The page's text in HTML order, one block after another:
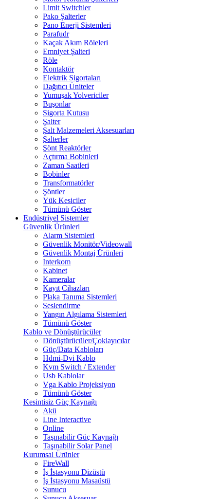
Limit Switchler
Pako Şalterler
Pano Enerji Sistemleri
Parafudr
Kaçak Akım Röleleri
Emniyet Şalteri
Röle
Kontaktör
Elektrik Sigortaları
Dağıtıcı Üniteler
Yumuşak Yolvericiler
Buşonlar
Sigorta Kutusu
Şalter
Şalt Malzemeleri Aksesuarları
Şalterler
Şönt Reaktörler
Açtırma Bobinleri
Zaman Saatleri
Bobinler
Transformatörler
Şöntler
Yük Kesiciler
Tümünü Göster
Endüstriyel Sistemler
Güvenlik Ürünleri
Alarm Sistemleri
Güvenlik Monitör/Videowall
Güvenlik Montaj Ürünleri
Interkom
Kabinet
Kameralar
Kayıt Cihazları
Plaka Tanıma Sistemleri
Seslendirme
Yangın Algılama Sistemleri
Tümünü Göster
Kablo ve Dönüştürücüler
Dönüştürücüler/Çoklayıcılar
Güç/Data Kabloları
Hdmi-Dvi Kablo
Kvm Switch / Extender
Usb Kablolar
Vga Kablo Projeksiyon
Tümünü Göster
Kesintisiz Güç Kaynağı
Akü
Line Interactive
Online
Taşınabilir Güç Kaynağı
Taşınabilir Solar Panel
Kurumsal Ürünler
FireWall
İş İstasyonu Dizüstü
İş İstasyonu Masaüstü
Sunucu